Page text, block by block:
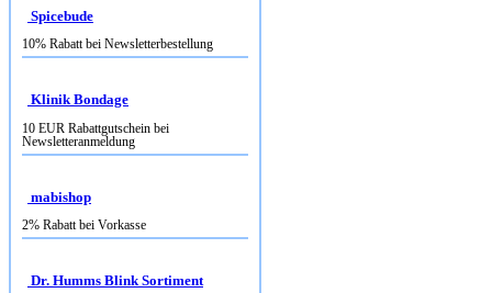
Spicebude
10% Rabatt bei Newsletterbestellung
Klinik Bondage
10 EUR Rabattgutschein bei
Newsletteranmeldung
mabishop
2% Rabatt bei Vorkasse
Dr. Humms Blink Sortiment